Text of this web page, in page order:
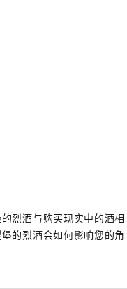
烈酒与购买现实中的酒相
的烈酒会如何影响您的角